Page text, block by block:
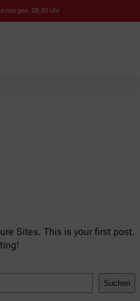
morgen, 08:30 Uhr
Sites. This is your first post.
Suchen